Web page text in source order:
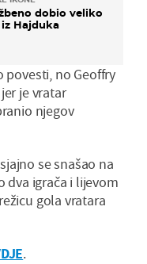
dobio veliko
Hajduka
povesti, no Geoffry
je vratar
njegov
se snašao na
dva igrača i lijevom
gola vratara
.